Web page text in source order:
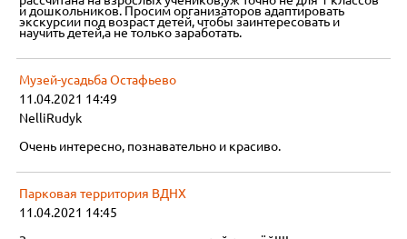
и дошкольников. Просим организаторов адаптировать
экскурсии под возраст детей, чтобы заинтересовать и
научить детей,а не только заработать.
Музей-усадьба Остафьево
11.04.2021 14:49
NelliRudyk
Очень интересно, познавательно и красиво.
Парковая территория ВДНХ
11.04.2021 14:45